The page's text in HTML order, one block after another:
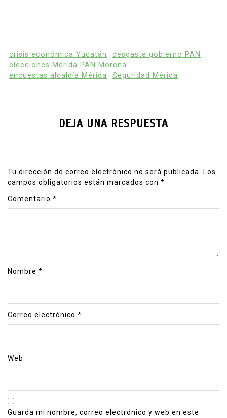
crisis económica Yucatán
desgaste gobierno PAN
elecciones Mérida PAN Morena
encuestas alcaldía Mérida
Seguridad Mérida
DEJA UNA RESPUESTA
Tu dirección de correo electrónico no será publicada.
Los
campos obligatorios están marcados con *
Comentario *
Nombre *
Correo electrónico *
Web
Guarda mi nombre, correo electrónico y web en este